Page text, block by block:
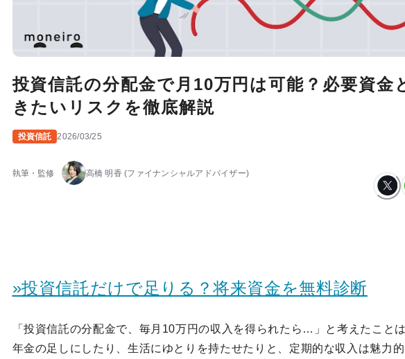
投資信託の分配金で月10万円は可能？必要資金
きたいリスクを徹底解説
投資信託 2026/03/25
執筆・監修 高橋 明香(ファイナンシャルアドバイザー)
»投資信託だけで足りる？将来資金を無料診断
「投資信託の分配金で、毎月10万円の収入を得られたら…」と考えたこと
年金の足しにしたり、生活にゆとりを持たせたりと、定期的な収入は魅力